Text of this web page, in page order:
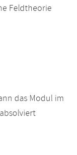
Feldtheorie
das Modul im